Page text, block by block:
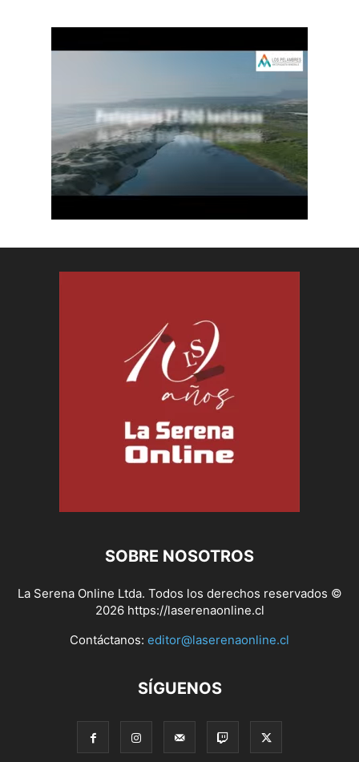
SOBRE NOSOTROS
La Serena Online Ltda. Todos los derechos reservados ©
2026 https://laserenaonline.cl
Contáctanos: editor@laserenaonline.cl
SÍGUENOS